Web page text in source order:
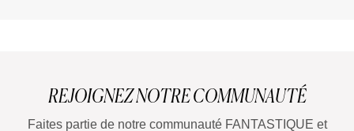
REJOIGNEZ NOTRE COMMUNAUTÉ
Faites partie de notre communauté FANTASTIQUE et